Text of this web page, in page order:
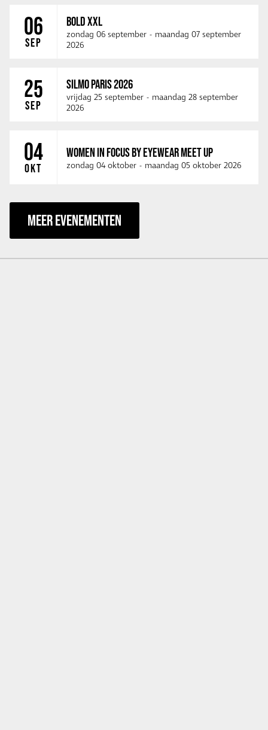
06
SEP
BOLD XXL
zondag 06 september - maandag 07 september
2026
25
SEP
SILMO PARIS 2026
vrijdag 25 september - maandag 28 september
2026
04
OKT
WOMEN IN FOCUS BY EYEWEAR MEET UP
zondag 04 oktober - maandag 05 oktober 2026
MEER EVENEMENTEN